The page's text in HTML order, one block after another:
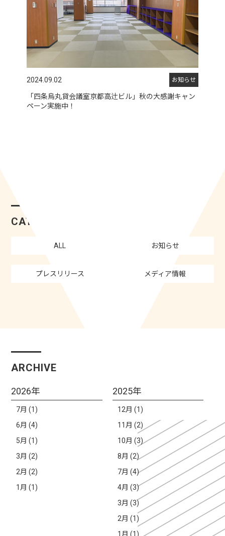
2024.09.02 お知らせ
「四条烏丸貸会議室京都高辻ビル」秋の大感謝キャン
ペーン実施中！
CATEGORY
ALL お知らせ
プレスリリース メディア情報
ARCHIVE
2026年
7月 (1)
6月 (4)
5月 (1)
3月 (2)
2月 (2)
1月 (1)
2025年
12月 (1)
11月 (2)
10月 (3)
8月 (2)
7月 (4)
4月 (3)
3月 (3)
2月 (1)
1月 (1)